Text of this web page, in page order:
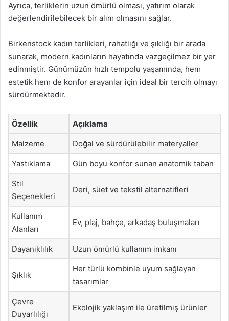
Ayrıca, terliklerin uzun ömürlü olması, yatırım olarak
değerlendirilebilecek bir alım olmasını sağlar.
Birkenstock kadın terlikleri, rahatlığı ve şıklığı bir arada
sunarak, modern kadınların hayatında vazgeçilmez bir yer
edinmiştir. Günümüzün hızlı tempolu yaşamında, hem
estetik hem de konfor arayanlar için ideal bir tercih olmayı
sürdürmektedir.
Özellik Açıklama
Malzeme Doğal ve sürdürülebilir materyaller
Yastıklama Gün boyu konfor sunan anatomik taban
Stil
Seçenekleri
Deri, süet ve tekstil alternatifleri
Kullanım
Alanları
Ev, plaj, bahçe, arkadaş buluşmaları
Dayanıklılık Uzun ömürlü kullanım imkanı
Şıklık
Her türlü kombinle uyum sağlayan
tasarımlar
Çevre
Duyarlılığı
Ekolojik yaklaşım ile üretilmiş ürünler